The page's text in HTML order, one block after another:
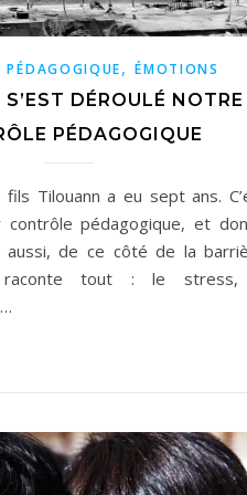
PÉDAGOGIQUE,ÉMOTIONS
DÉROULÉ NOTRE
PÉDAGOGIQUE
Tilouann a eu sept ans.
contrôle pédagogique, et
aussi, de ce côté de la
tout : le stress,